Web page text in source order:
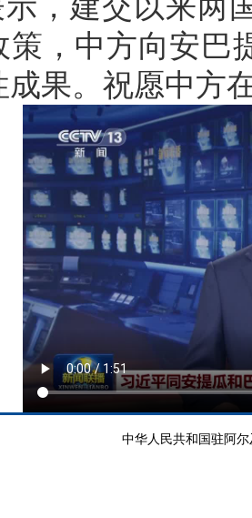
，建交以来两
策，中方向安巴
成果。祝愿中方
中华人民共和国驻阿